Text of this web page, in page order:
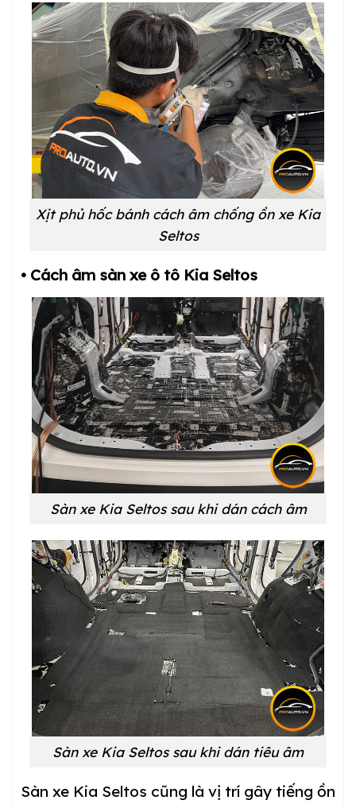
Xịt phủ hốc bánh cách âm chống ồn xe Kia
Seltos
• Cách âm sàn xe ô tô Kia Seltos
Sàn xe Kia Seltos sau khi dán cách âm
Sàn xe Kia Seltos sau khi dán tiêu âm
Sàn xe Kia Seltos cũng là vị trí gây tiếng ồn